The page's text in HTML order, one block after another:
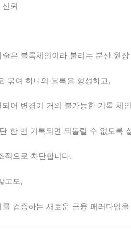
뢰
은 블록체인이라 불리는 분산 원
묶여 하나의 블록을 형성하고,
어 변경이 거의 불가능한 기록 체
한 번 기록되면 되돌릴 수 없도록
적으로 차단합니다.
고도,
검증하는 새로운 금융 패러다임